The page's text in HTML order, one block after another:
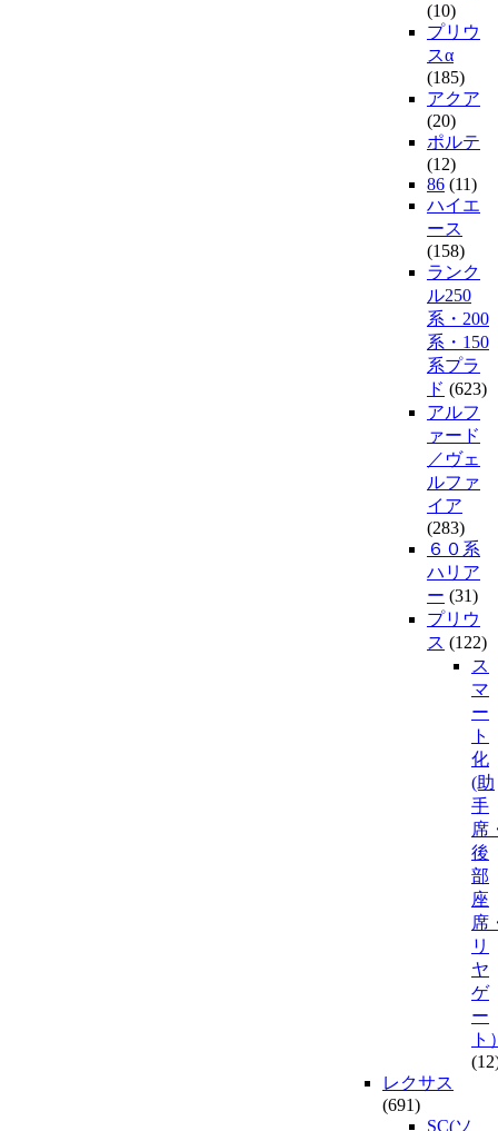
(10)
プリウ
スα
(185)
アクア
(20)
ポルテ
(12)
86 (11)
ハイエ
ース
(158)
ランク
ル250
系・200
系・150
系プラ
ド (623)
アルフ
ァード
／ヴェ
ルファ
イア
(283)
６０系
ハリア
ー (31)
プリウ
ス (122)
ス
マ
ー
ト
化
(助
手
席
後
部
座
席
リ
ヤ
ゲ
ー
ト
レクサス
(691)
SC(ソ